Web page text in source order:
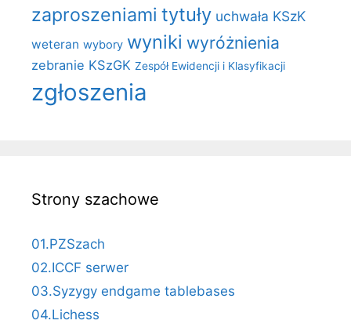
zaproszeniami tytuły uchwała KSzK
weteran wybory wyniki wyróżnienia
zebranie KSzGK Zespół Ewidencji i Klasyfikacji
zgłoszenia
Strony szachowe
01.PZSzach
02.ICCF serwer
03.Syzygy endgame tablebases
04.Lichess